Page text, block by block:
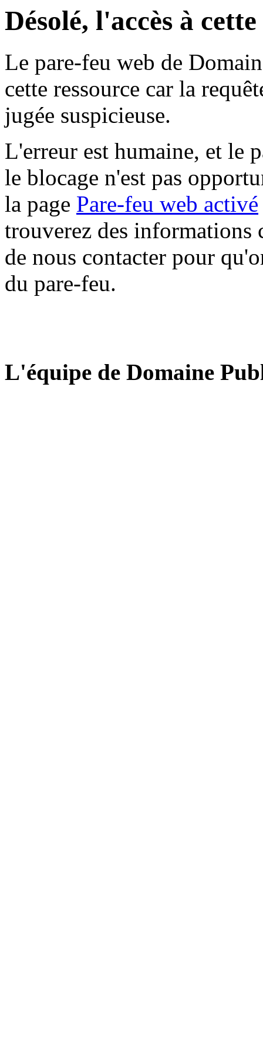
Désolé, l'accès à
Le pare-feu web de
cette ressource car la
jugée suspicieuse.
L'erreur est humaine, et le
le blocage n'est pas
la page Pare-feu web activé
trouverez des informations
de nous contacter pour
du pare-feu.
L'équipe de Domaine